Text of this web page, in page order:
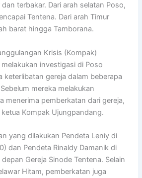
terbakar. Dari arah selatan Poso,
Tentena. Dari arah Timur
barat hingga Tamborana.
Krisis (Kompak)
investigasi di Poso
keterlibatan gereja dalam beberapa
mereka melakukan
menerima pemberkatan dari gereja,
Kompak Ujungpandang.
yang dilakukan Pendeta Leniy di
dan Pendeta Rinaldy Damanik di
Gereja Sinode Tentena. Selain
Hitam, pemberkatan juga